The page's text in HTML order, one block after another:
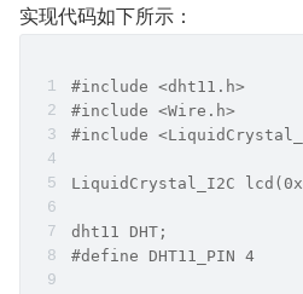
​实现代码如下所示：
#include <dht11.h>
#include <Wire.h>
#include
LiquidCrystal_I2C
dht11 DHT;
#define DHT11_PIN 4